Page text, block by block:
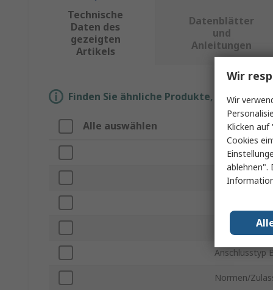
Technische
Daten des
gezeigten
Artikels
Datenblätter
und
Anleitungen
Finden Sie ähnliche Produkte, indem
Alle auswählen Eigenschaft
Marke
Produkt Typ
Gender
Anschlusstyp
Normen/
Wir
Wir
Klicken
Cookies
ablehnen".